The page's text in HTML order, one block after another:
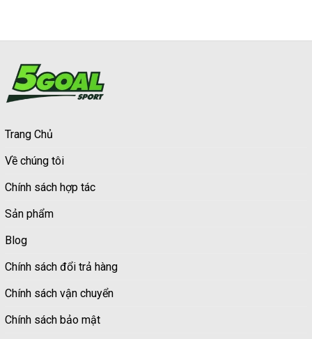
Trang Chủ
Về chúng tôi
Chính sách hợp tác
Sản phẩm
Blog
Chính sách đổi trả hàng
Chính sách vận chuyển
Chính sách bảo mật